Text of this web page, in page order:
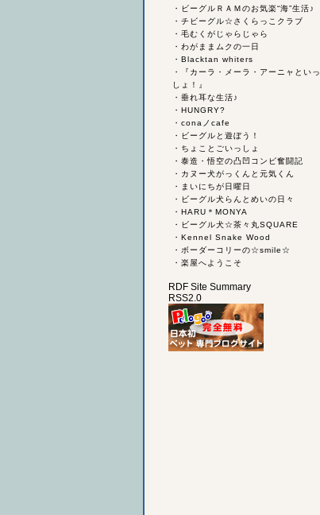
・
ビーグルＲＡＭのお気楽“海”生活♪
・ チビーグル☆さくらっこクラブ
・ 毛むくがじゃらじゃら
・ わがままムクの一日
・ Blacktan whiters
・
『カーラ・メーラ・アーニャといっ
しょ！』
・ 垂れ耳な生活♪
・ HUNGRY?
・ conaノcafe
・
ビーグルと遊ぼう！
・ ちょことごいっしょ
・ 泰造・悟空の凸凹コンビ奮闘記
・ カヌー犬がっくんと元気くん
・
まいにちが日曜日
・
ビーグル犬らんとめいの日々
・ HARU＊MONYA
・
ビーグル犬☆茶々丸SQUARE
・ Kennel Snake Wood
・ ボーダーコリーの☆smile☆
・ 楽屋へようこそ
RDF Site Summary
RSS2.0